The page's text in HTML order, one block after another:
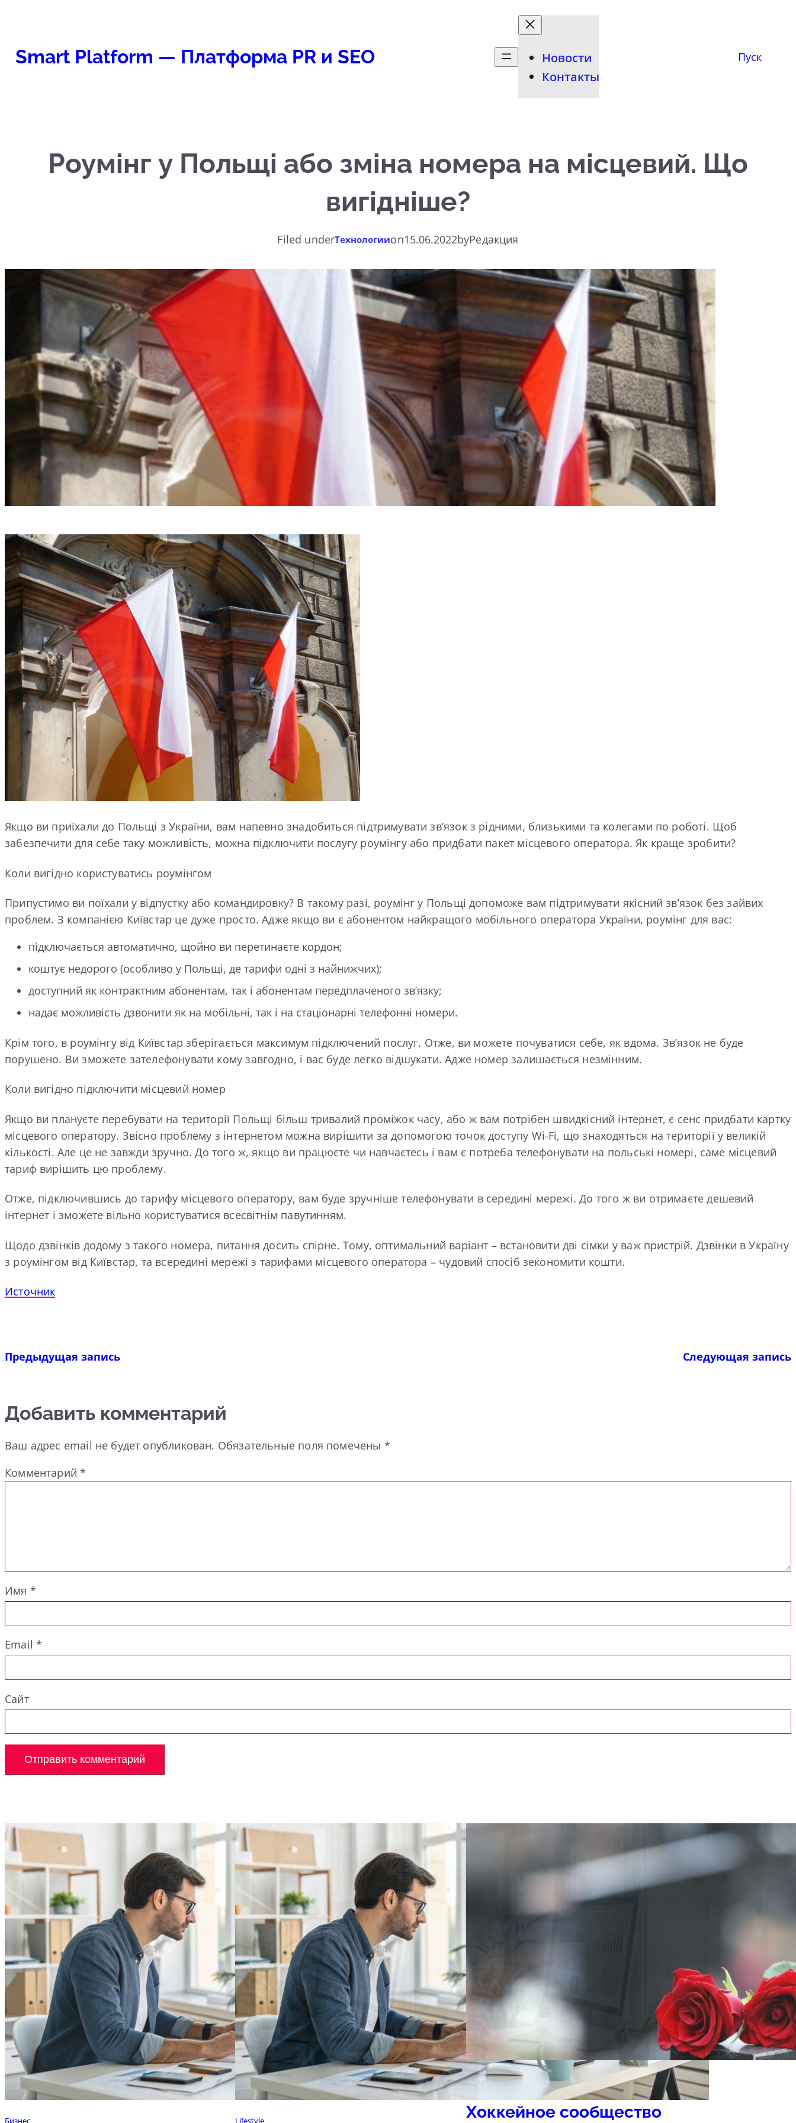
Smart Platform — Платформа PR и SEO
Новости
Контакты
Пуск
Роумінг у Польщі або зміна номера на місцевий. Що
вигідніше?
Filed underТехнологииon15.06.2022byРедакция
Якщо ви приїхали до Польщі з України, вам напевно знадобиться підтримувати зв’язок з рідними, близькими та колегами по роботі. Щоб
забезпечити для себе таку можливість, можна підключити послугу роумінгу або придбати пакет місцевого оператора. Як краще зробити?
Коли вигідно користуватись роумінгом
Припустимо ви поїхали у відпустку або командировку? В такому разі, роумінг у Польщі допоможе вам підтримувати якісний зв’язок без зайвих
проблем. З компанією Київстар це дуже просто. Адже якщо ви є абонентом найкращого мобільного оператора України, роумінг для вас:
підключається автоматично, щойно ви перетинаєте кордон;
коштує недорого (особливо у Польщі, де тарифи одні з найнижчих);
доступний як контрактним абонентам, так і абонентам передплаченого зв’язку;
надає можливість дзвонити як на мобільні, так і на стаціонарні телефонні номери.
Крім того, в роумінгу від Київстар зберігається максимум підключений послуг. Отже, ви можете почуватися себе, як вдома. Зв’язок не буде
порушено. Ви зможете зателефонувати кому завгодно, і вас буде легко відшукати. Адже номер залишається незмінним.
Коли вигідно підключити місцевий номер
Якщо ви плануєте перебувати на території Польщі більш тривалий проміжок часу, або ж вам потрібен швидкісний інтернет, є сенс придбати картку
місцевого оператору. Звісно проблему з інтернетом можна вирішити за допомогою точок доступу Wi-Fi, що знаходяться на території у великій
кількості. Але це не завжди зручно. До того ж, якщо ви працюєте чи навчаєтесь і вам є потреба телефонувати на польські номері, саме місцевий
тариф вирішить цю проблему.
Отже, підключившись до тарифу місцевого оператору, вам буде зручніше телефонувати в середині мережі. До того ж ви отримаєте дешевий
інтернет і зможете вільно користуватися всесвітнім павутинням.
Щодо дзвінків додому з такого номера, питання досить спірне. Тому, оптимальний варіант – встановити дві сімки у важ пристрій. Дзвінки в Україну
з роумінгом від Київстар, та всередині мережі з тарифами місцевого оператора – чудовий спосіб зекономити кошти.
Источник
Предыдущая запись Следующая запись
Добавить комментарий
Ваш адрес email не будет опубликован. Обязательные поля помечены *
Комментарий*
Имя *
Email*
Сайт
Бизнес Lifestyle
Спорт
Хоккейное сообщество